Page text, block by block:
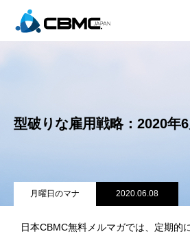
月曜日のマナ
献金
サポーター一覧(企業/教会)
型破りな雇用戦略：2020年6
月曜日のマナ 2020.06.08
日本CBMC無料メルマガでは、定期的